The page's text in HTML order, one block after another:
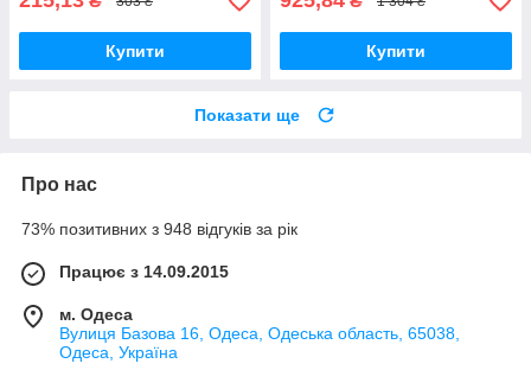
Купити Купити
Показати ще
Про нас
73% позитивних з 948 відгуків за рік
Працює з 14.09.2015
м. Одеса
Вулиця Базова 16, Одеса, Одеська область, 65038,
Одеса, Україна